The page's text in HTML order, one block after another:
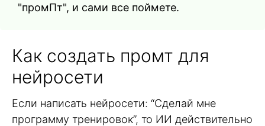
"промПт", и сами все поймете.
Как создать промт для
нейросети
Если написать нейросети: “Сделай мне
программу тренировок”, то ИИ действительно